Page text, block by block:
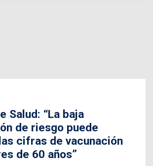
Salud: “La baja
de riesgo puede
cifras de vacunación
de 60 años”